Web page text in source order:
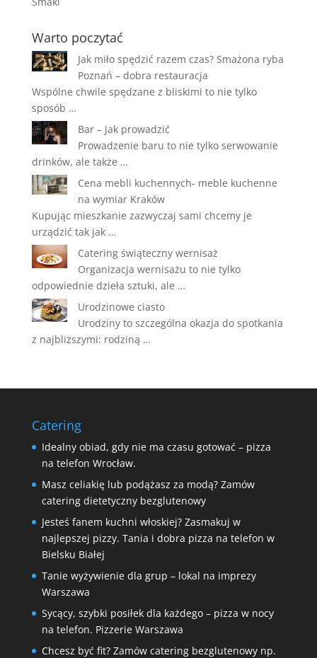
Warto poczytać
Jak miło spędzić razem czas? Smażona ryba
Poznań – dobra restauracja
Wspólne chwile spędzane z bliskimi to nie tylko
sposób …
Bar – jak prowadzić
Prowadzenie baru to nie tylko serwowanie
drinków, ale także …
Cena mebli kuchennych- meble kuchenne
na wymiar Kraków
Kupując mieszkanie zazwyczaj sami chcemy je
urządzić tak jak …
Catering świąteczny wernisaż
Organizacja wernisażu to nie tylko
odpowiednie dzieła sztuki, ale …
Urodzinowe ciasto
Urodziny to szczególna okazja do spotkania
z najbliższymi: rodziną …
Catering
Idealny obiad, gdy nie ma czasu gotować – pizza
na telefon Wrocław.
Masz celiakię lub podążasz za modą? Zamów
catering dietetyczny bezglutenowy
Jesteś fanem kuchni włoskiej? Zasmakuj w
najlepszej pizzy. Tania i dobra pizza na telefon w
Bielsku Białej
Tanie wyżywienie dla grup – lokal na imprezy
Warszawa
Sycący, szybki posiłek dla każdego – pizza w nocy
na telefon. Pizzerie Warszawa
Chcesz być fit? Zamów catering bezglutenowy np.